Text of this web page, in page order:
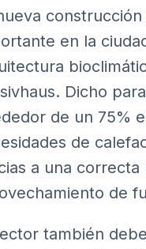
en la
Dicho
de un 75%
de
a una
de
también